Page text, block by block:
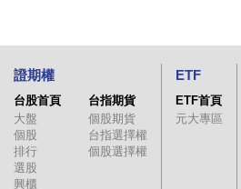
證期權
台股首頁
大盤
個股
排行
選股
興櫃
台指期貨
個股期貨
台指選擇權
個股選擇權
ETF
ETF首頁
元大專區